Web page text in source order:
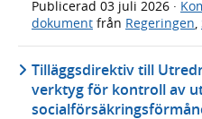
Publicerad 03 juli 2026 ·
dokument från Regeringen,
Tilläggsdirektiv till
verktyg för kontroll av